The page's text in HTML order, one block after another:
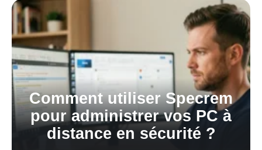
Comment utiliser Specrem
pour administrer vos PC à
distance en sécurité ?